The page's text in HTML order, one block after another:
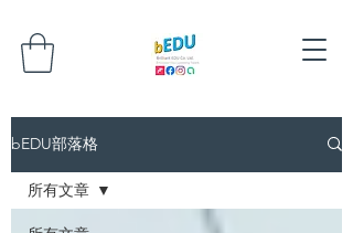
bEDU部落格
所有文章